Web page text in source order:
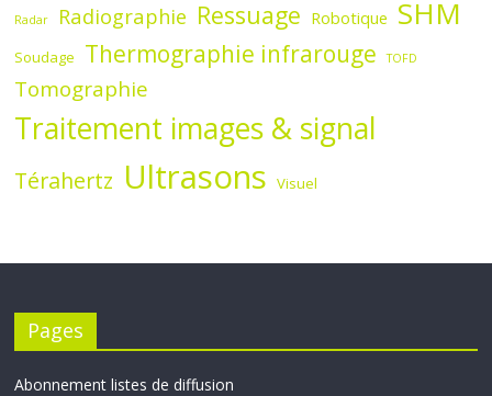
Radar Radiographie Ressuage Robotique SHM
Soudage Thermographie infrarouge TOFD
Tomographie
Traitement images & signal
Térahertz Ultrasons Visuel
Pages
Abonnement listes de diffusion